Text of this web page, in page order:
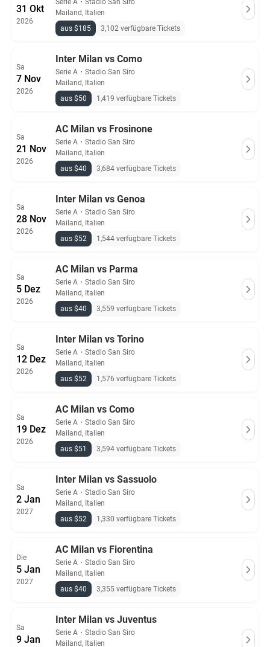
31 Okt
2026
Serie A ・ Stadio San Siro
Mailand, Italien
aus $185
3,102 verfügbare Tickets
Sa
7 Nov
2026
Inter Milan vs Como
Serie A ・ Stadio San Siro
Mailand, Italien
aus $50
1,419 verfügbare Tickets
Sa
21 Nov
2026
AC Milan vs Frosinone
Serie A ・ Stadio San Siro
Mailand, Italien
aus $40
3,684 verfügbare Tickets
Sa
28 Nov
2026
Inter Milan vs Genoa
Serie A ・ Stadio San Siro
Mailand, Italien
aus $52
1,544 verfügbare Tickets
Sa
5 Dez
2026
AC Milan vs Parma
Serie A ・ Stadio San Siro
Mailand, Italien
aus $40
3,559 verfügbare Tickets
Sa
12 Dez
2026
Inter Milan vs Torino
Serie A ・ Stadio San Siro
Mailand, Italien
aus $52
1,576 verfügbare Tickets
Sa
19 Dez
2026
AC Milan vs Como
Serie A ・ Stadio San Siro
Mailand, Italien
aus $51
3,594 verfügbare Tickets
Sa
2 Jan
2027
Inter Milan vs Sassuolo
Serie A ・ Stadio San Siro
Mailand, Italien
aus $52
1,330 verfügbare Tickets
Die
5 Jan
2027
AC Milan vs Fiorentina
Serie A ・ Stadio San Siro
Mailand, Italien
aus $40
3,355 verfügbare Tickets
Sa
9 Jan
Inter Milan vs Juventus
Serie A ・ Stadio San Siro
Mailand, Italien